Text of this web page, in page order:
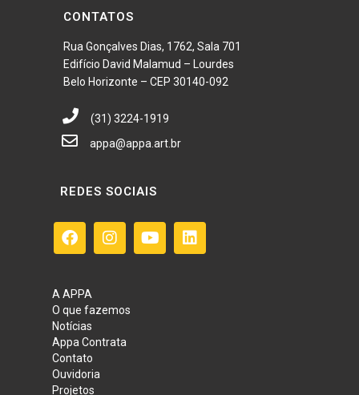
CONTATOS
Rua Gonçalves Dias, 1762, Sala 701
Edifício David Malamud – Lourdes
Belo Horizonte – CEP 30140-092
(31) 3224-1919
appa@appa.art.br
REDES SOCIAIS
A APPA
O que fazemos
Notícias
Appa Contrata
Contato
Ouvidoria
Projetos